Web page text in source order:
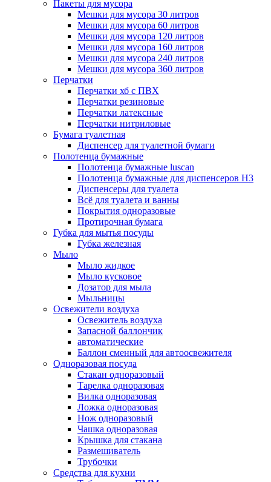
Пакеты для мусора
Мешки для мусора 30 литров
Мешки для мусора 60 литров
Мешки для мусора 120 литров
Мешки для мусора 160 литров
Мешки для мусора 240 литров
Мешки для мусора 360 литров
Перчатки
Перчатки хб с ПВХ
Перчатки резиновые
Перчатки латексные
Перчатки нитриловые
Бумага туалетная
Диспенсер для туалетной бумаги
Полотенца бумажные
Полотенца бумажные luscan
Полотенца бумажные для диспенсеров H3
Диспенсеры для туалета
Всё для туалета и ванны
Покрытия одноразовые
Протирочная бумага
Губка для мытья посуды
Губка железная
Мыло
Мыло жидкое
Мыло кусковое
Дозатор для мыла
Мыльницы
Освежители воздуха
Освежитель воздуха
Запасной баллончик
автоматические
Баллон сменный для автоосвежителя
Одноразовая посуда
Стакан одноразовый
Тарелка одноразовая
Вилка одноразовая
Ложка одноразовая
Нож одноразовый
Чашка одноразовая
Крышка для стакана
Размешиватель
Трубочки
Средства для кухни